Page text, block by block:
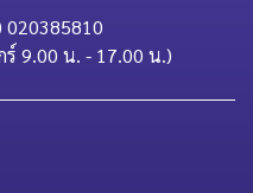
020385810
ร์ 9.00 น. - 17.00 น.)